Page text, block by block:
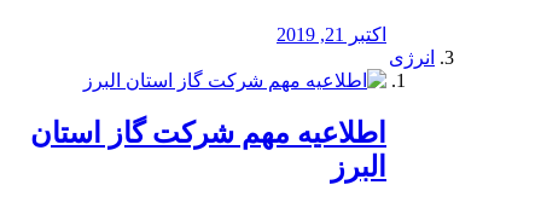
اکتبر 21, 2019
انرژی
️اطلاعیه مهم شرکت گاز استان
البرز